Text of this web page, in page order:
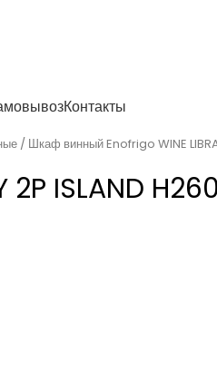
Контакты
Шкаф винный Enofrigo WINE
ISLAND